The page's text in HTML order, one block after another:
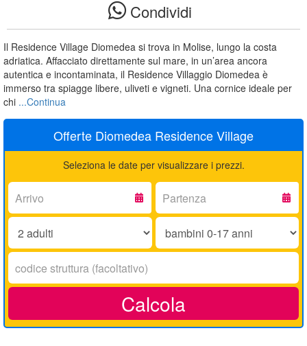
Condividi
Il Residence Village Diomedea si trova in Molise, lungo la costa
adriatica. Affacciato direttamente sul mare, in un’area ancora
autentica e incontaminata, il Residence Villaggio Diomedea è
immerso tra spiagge libere, uliveti e vigneti. Una cornice ideale per
chi ...Continua
Offerte Diomedea Residence Village
Seleziona le date per visualizzare i prezzi.
Arrivo:
Partenza:
Adulti:
Bambini
17
Codice
struttura:
Calcola